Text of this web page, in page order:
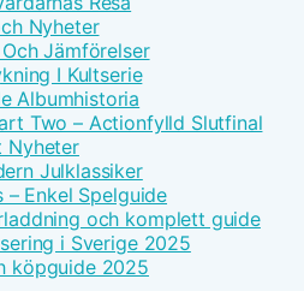
Nyheter
Jämförelser
I Kultserie
Albumhistoria
Two – Actionfylld Slutfinal
Nyheter
Julklassiker
– Enkel Spelguide
och komplett guide
i Sverige 2025
köpguide 2025